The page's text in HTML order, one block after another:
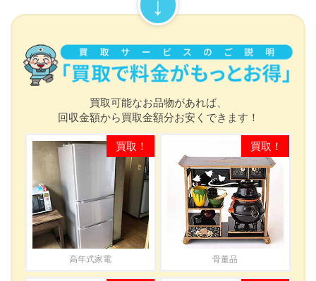
買取可能なお品物があれば、
回収金額から買取金額分お安くできます！
高年式家電 骨董品